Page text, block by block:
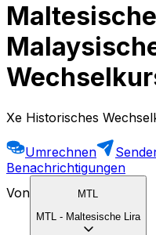
Xe Historisches
Umrechnen
Benachrichtigungen
Von
MTL
MTL - Maltesische Lira